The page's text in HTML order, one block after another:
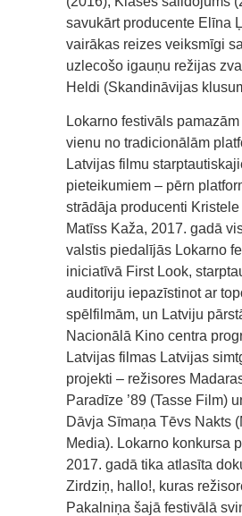
savukārt producente Elīna
vairākas reizes veiksmīgi
uzlecošo igauņu režijas
Heldi (Skandināvijas
Lokarno festivāls
vienu no tradicionālām
Latvijas filmu
pieteikumiem – pērn
strādāja producenti
Matīss Kaža, 2017. gadā
valstis piedalījās Lokarno
iniciatīvā First Look,
auditoriju iepazīstinot ar
spēlfilmām, un Latviju
Nacionālā Kino centra
Latvijas filmas Latvijas
projekti – režisores
Paradīze ’89 (Tasse Film)
Dāvja Sīmaņa Tēvs Nakts
Media). Lokarno konkursa
2017. gadā tika atlasīta
Zirdziņ, hallo!, kuras
Pakalniņa šajā festivālā